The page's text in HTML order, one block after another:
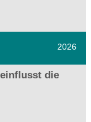
2026
die